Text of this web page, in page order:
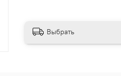
Выбрать